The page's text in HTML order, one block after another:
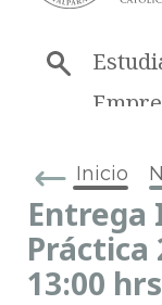
Inicio
Entrega
Práctica
13:00